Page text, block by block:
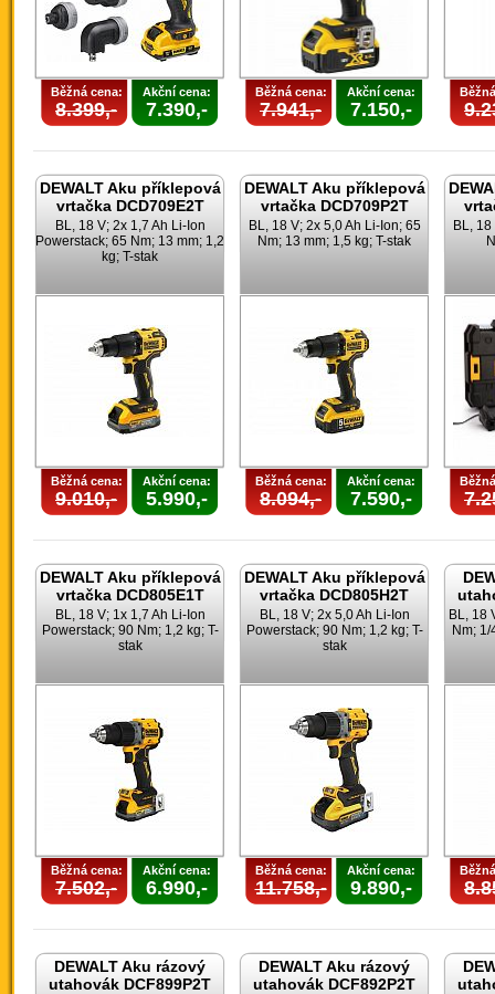
Běžná cena:
8.399,-
Akční cena:
7.390,-
Běžná cena:
7.941,-
Akční cena:
7.150,-
DEWALT Aku příklepová
vrtačka DCD709E2T
BL, 18 V; 2x 1,7 Ah Li-Ion
Powerstack; 65 Nm; 13 mm; 1,2
kg; T-stak
Běžná cena:
9.010,-
Akční cena:
5.990,-
DEWALT Aku příklepová
vrtačka DCD709P2T
BL, 18 V; 2x 5,0 Ah Li-Ion; 65
Nm; 13 mm; 1,5 kg; T-stak
Běžná cena:
8.094,-
Akční cena:
7.590,-
BL,
DEWALT Aku příklepová
vrtačka DCD805E1T
BL, 18 V; 1x 1,7 Ah Li-Ion
Powerstack; 90 Nm; 1,2 kg; T-
stak
Běžná cena:
7.502,-
Akční cena:
6.990,-
DEWALT Aku příklepová
vrtačka DCD805H2T
BL, 18 V; 2x 5,0 Ah Li-Ion
Powerstack; 90 Nm; 1,2 kg; T-
stak
Běžná cena:
11.758,-
Akční cena:
9.890,-
BL, 18
Nm; 1/
DEWALT Aku rázový
utahovák DCF899P2T
DEWALT Aku rázový
utahovák DCF892P2T